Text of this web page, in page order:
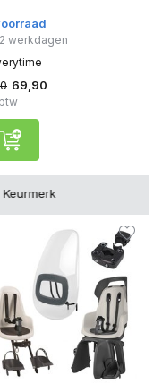
werkdagen
69,90